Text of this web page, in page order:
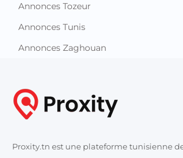
Annonces Tozeur
Annonces Tunis
Annonces Zaghouan
Proxity.tn est une plateforme tunisienne